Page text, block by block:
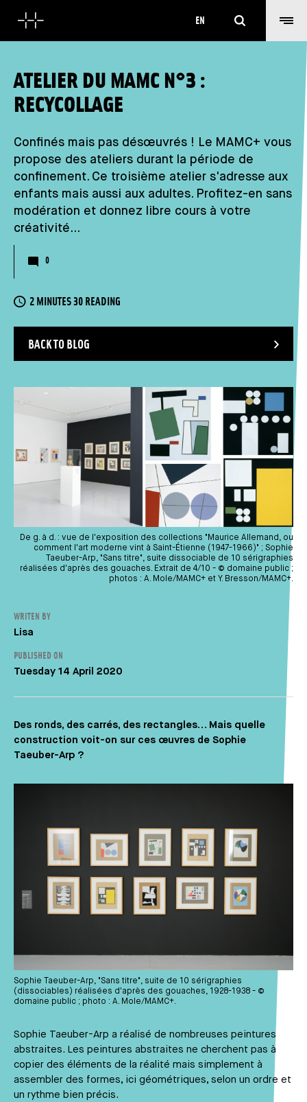
EN
ATELIER DU MAMC N°3 :
RECYCOLLAGE
Confinés mais pas désœuvrés ! Le MAMC+ vous
propose des ateliers durant la période de
confinement. Ce troisième atelier s'adresse aux
enfants mais aussi aux adultes. Profitez-en sans
modération et donnez libre cours à votre
créativité...
Nombre de commentaires
0
READING TIME
2 MINUTES 30 READING
BACK TO BLOG
De g. à d. : vue de l'exposition des collections "Maurice Allemand, ou
comment l'art moderne vint à Saint-Étienne (1947-1966)" ; Sophie
Taeuber-Arp, "Sans titre", suite dissociable de 10 sérigraphies
réalisées d'après des gouaches. Extrait de 4/10 - © domaine public ;
photos : A. Mole/MAMC+ et Y. Bresson/MAMC+.
WRITEN BY
Auteur
Lisa
PUBLISHED ON
Tuesday 14 April 2020
Des ronds, des carrés, des rectangles… Mais quelle
construction voit-on sur ces œuvres de Sophie
Taeuber-Arp ?
Sophie Taeuber-Arp, "Sans titre", suite de 10 sérigraphies
(dissociables) réalisées d'après des gouaches, 1928-1938 - ©
domaine public ; photo : A. Mole/MAMC+.
Sophie Taeuber-Arp a réalisé de nombreuses peintures
abstraites. Les peintures abstraites ne cherchent pas à
copier des éléments de la réalité mais simplement à
assembler des formes, ici géométriques, selon un ordre et
un rythme bien précis.